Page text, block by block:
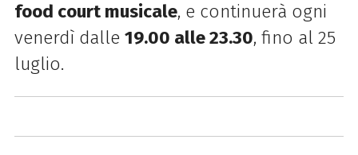
food court musicale, e continuerà ogni
venerdì dalle 19.00 alle 23.30, fino al 25
luglio.